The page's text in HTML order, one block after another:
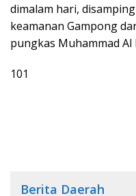
dimalam hari,
keamanan Gampong
pungkas Muhammad Al
101
Berita Daerah